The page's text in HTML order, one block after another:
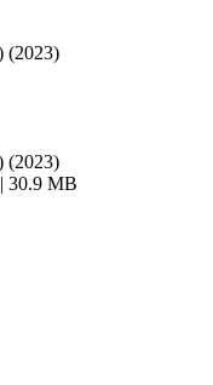
(2023)
(2023)
30.9 MB